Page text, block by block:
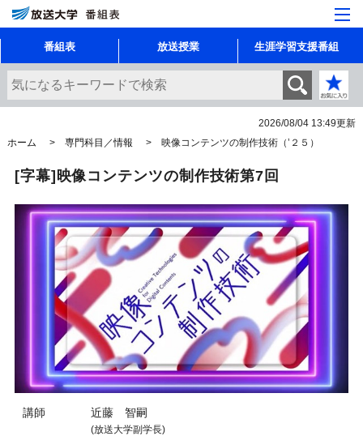
番組表 放送授業 生涯学習支援番組
2026/08/04 13:49更新
ホーム
専門科目／情報 映像コンテンツの制作技術（’２５）
[字幕]映像コンテンツの制作技術第7回
講師 近藤 智嗣
(放送大学副学長)